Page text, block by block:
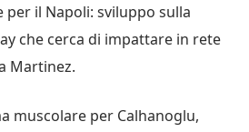
per il Napoli: sviluppo sulla
che cerca di impattare in rete
Martinez.
muscolare per Calhanoglu,